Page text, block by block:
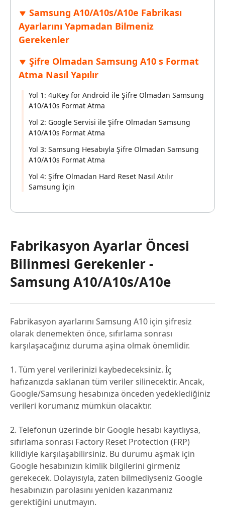
Samsung A10/A10s/A10e Fabrikası
Ayarlarını Yapmadan Bilmeniz
Gerekenler
Şifre Olmadan Samsung A10 s Format
Atma Nasıl Yapılır
Yol 1: 4uKey for Android ile Şifre Olmadan Samsung
A10/A10s Format Atma
Yol 2: Google Servisi ile Şifre Olmadan Samsung
A10/A10s Format Atma
Yol 3: Samsung Hesabıyla Şifre Olmadan Samsung
A10/A10s Format Atma
Yol 4: Şifre Olmadan Hard Reset Nasıl Atılır
Samsung İçin
Fabrikasyon Ayarlar Öncesi
Bilinmesi Gerekenler -
Samsung A10/A10s/A10e
Fabrikasyon ayarlarını Samsung A10 için şifresiz
olarak denemekten önce, sıfırlama sonrası
karşılaşacağınız duruma aşina olmak önemlidir.
1. Tüm yerel verilerinizi kaybedeceksiniz. İç
hafızanızda saklanan tüm veriler silinecektir. Ancak,
Google/Samsung hesabınıza önceden yedeklediğiniz
verileri korumanız mümkün olacaktır.
2. Telefonun üzerinde bir Google hesabı kayıtlıysa,
sıfırlama sonrası Factory Reset Protection (FRP)
kilidiyle karşılaşabilirsiniz. Bu durumu aşmak için
Google hesabınızın kimlik bilgilerini girmeniz
gerekecek. Dolayısıyla, zaten bilmediyseniz Google
hesabınızın parolasını yeniden kazanmanız
gerektiğini unutmayın.